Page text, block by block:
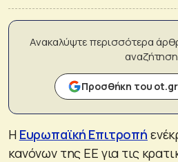
Ανακαλύψτε περισσότερα
Προσθήκη του
Η Ευρωπαϊκή Επιτροπή
κανόνων της ΕΕ για τις